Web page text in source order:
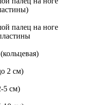
палец на ноге
2 см)
5 см)